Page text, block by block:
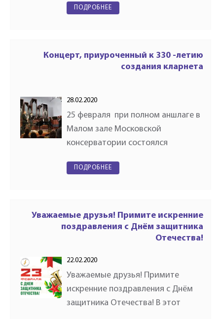
музыки имени А.Г. Лукшина "Пусть
годовщине…
ПОДРОБНЕЕ
Концерт, приуроченный к 330 -летию
создания кларнета
28.02.2020
25 февраля при полном аншлаге в
Малом зале Московской
консерватории состоялся
приуроченный к 330 -летию
праздника кларнета…
ПОДРОБНЕЕ
Уважаемые друзья! Примите искренние
поздравления с Днём защитника
Отечества!
22.02.2020
Уважаемые друзья! Примите
искренние поздравления с Днём
защитника Отечества! В этот